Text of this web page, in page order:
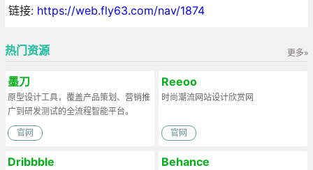
链接: https://web.fly63.com/nav/1874
更多»
热门资源
墨刀
原型设计工具，覆盖产品策划、营销推
广到研发测试的全流程智能平台。
官网
Reeoo
时尚潮流网站设计欣赏网
官网
Dribbble Behance